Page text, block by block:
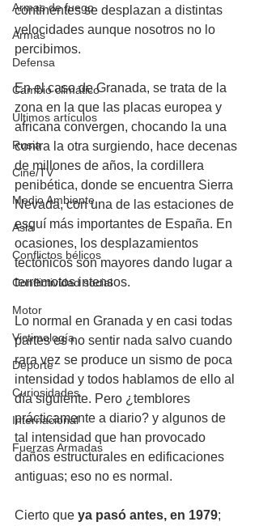
Armas de fuego
Armas
Defensa
Cambio climático
Últimos artículos
Rusia
Cine/TV
Medio Ambiente
Asia
Conflictos bélicos
Conflictividad social
Motor
Victimología
Deporte
Curiosidades
Internacional
Fuerzas Armadas
continentes se desplazan a distintas
velocidades aunque nosotros no lo
percibimos.
En el caso de Granada, se trata de la
zona en la que las placas europea y
africana convergen, chocando la una
contra la otra surgiendo, hace decenas
de millones de años, la cordillera
penibética, donde se encuentra Sierra
Nevada, con una de las estaciones de
esquí más importantes de España. En
ocasiones, los desplazamientos
tectónicos son mayores dando lugar a
terremotos intensos.
Lo normal en Granada y en casi todas
partes es no sentir nada salvo cuando
rara vez se produce un sismo de poca
intensidad y todos hablamos de ello al
día siguiente. Pero ¿temblores
prácticamente a diario? y algunos de
tal intensidad que han provocado
daños estructurales en edificaciones
antiguas; eso no es normal.
Cierto que ya pasó antes, en 1979;